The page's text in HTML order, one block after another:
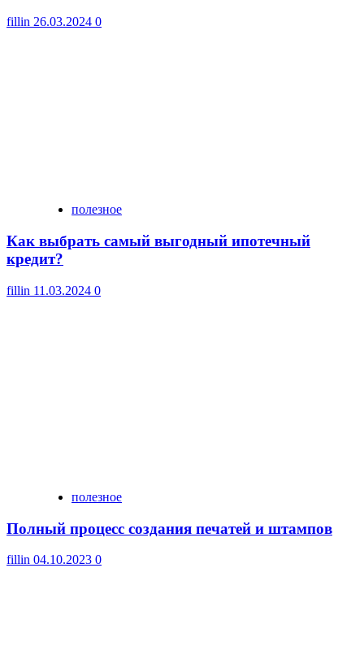
fillin 26.03.2024 0
полезное
Как выбрать самый выгодный ипотечный
кредит?
fillin 11.03.2024 0
полезное
Полный процесс создания печатей и штампов
fillin 04.10.2023 0